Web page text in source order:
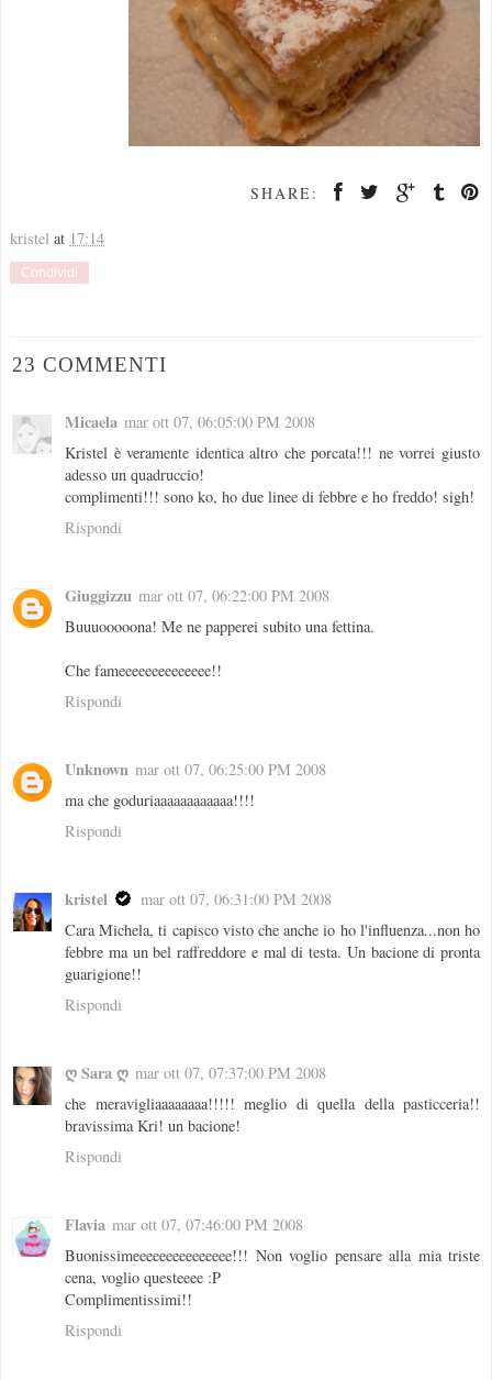
SHARE:
kristel at 17:14
Condividi
23 COMMENTI
Micaela mar ott 07, 06:05:00 PM 2008
Kristel è veramente identica altro che porcata!!! ne vorrei giusto
adesso un quadruccio!
complimenti!!! sono ko, ho due linee di febbre e ho freddo! sigh!
Rispondi
Giuggizzu mar ott 07, 06:22:00 PM 2008
Buuuooooona! Me ne papperei subito una fettina.
Che fameeeeeeeeeeeeee!!
Rispondi
Unknown mar ott 07, 06:25:00 PM 2008
ma che goduriaaaaaaaaaaaa!!!!
Rispondi
kristel
mar ott 07, 06:31:00 PM 2008
Cara Michela, ti capisco visto che anche io ho l'influenza...non ho
febbre ma un bel raffreddore e mal di testa. Un bacione di pronta
guarigione!!
Rispondi
ღ Sara ღ mar ott 07, 07:37:00 PM 2008
che meravigliaaaaaaaa!!!!! meglio di quella della pasticceria!!
bravissima Kri! un bacione!
Rispondi
Flavia mar ott 07, 07:46:00 PM 2008
Buonissimeeeeeeeeeeeeeee!!! Non voglio pensare alla mia triste
cena, voglio questeeee :P
Complimentissimi!!
Rispondi